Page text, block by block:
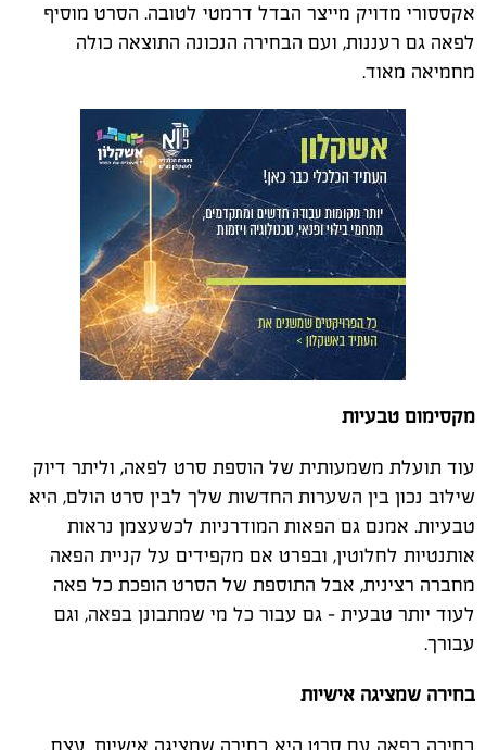
אקססורי מדויק מייצר הבדל דרמטי לטובה. הסרט מוסיף
לפאה גם רעננות, ועם הבחירה הנכונה התוצאה כולה
מחמיאה מאוד.
מקסימום טבעיות
עוד תועלת משמעותית של הוספת סרט לפאה, וליתר דיוק
שילוב נכון בין השערות החדשות שלך לבין סרט הולם, היא
טבעיות. אמנם גם הפאות המודרניות לכשעצמן נראות
אותנטיות לחלוטין, ובפרט אם מקפידים על קניית הפאה
מחברה רצינית, אבל התוספת של הסרט הופכת כל פאה
לעוד יותר טבעית – גם עבור כל מי שמתבונן בפאה, וגם
עבורך.
בחירה שמציגה אישיות